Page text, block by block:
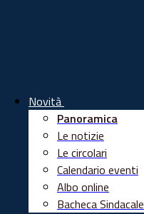
Novità
Panoramica
Le notizie
Le circolari
Calendario eventi
Albo online
Bacheca Sindacale